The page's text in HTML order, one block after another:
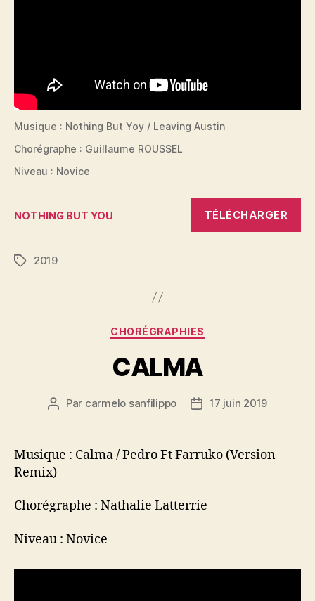
Musique : Nothing But Yoy / Leaving Austin
Chorégraphe : Guillaume ROUSSEL
Niveau : Novice
NOTHING BUT YOU TÉLÉCHARGER
Étiquettes
2019
Catégories
CHORÉGRAPHIES
CALMA
Auteur
Par carmelo sanfilippo
Date17 juin 2019
Musique : Calma / Pedro Ft Farruko (Version
Remix)
Chorégraphe : Nathalie Latterrie
Niveau : Novice